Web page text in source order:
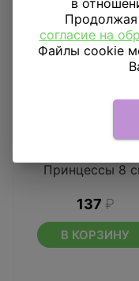
Принцессы 8
137 ₽
В КОРЗИНУ
Продолжая
согласие на
Файлы cookie